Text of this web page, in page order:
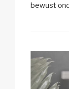
bewust